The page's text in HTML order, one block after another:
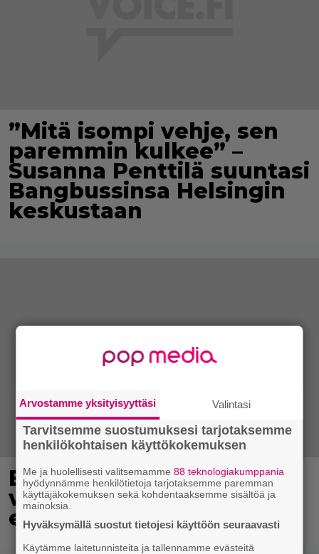
”Mitä isompi vehje, sen
paremmin kulkee” –
Susanna Penttilä suuntasi
Bangbussinsa Helsingin
keskustaan
Eppu Normaalin
viimeinen konsertti
esitetään Ylellä
Arvostamme yksityisyyttäsi Valintasi
Tarvitsemme suostumuksesi tarjotaksemme
henkilökohtaisen käyttökokemuksen
Me ja huolellisesti valitsemamme88 teknologiakumppania
hyödynnämme henkilötietoja tarjotaksemme paremman
käyttäjäkokemuksen sekä kohdentaaksemme sisältöä ja
mainoksia.
Hyväksymällä suostut tietojesi käyttöön seuraavasti
Käytämme laitetunnisteita ja tallennamme evästeitä